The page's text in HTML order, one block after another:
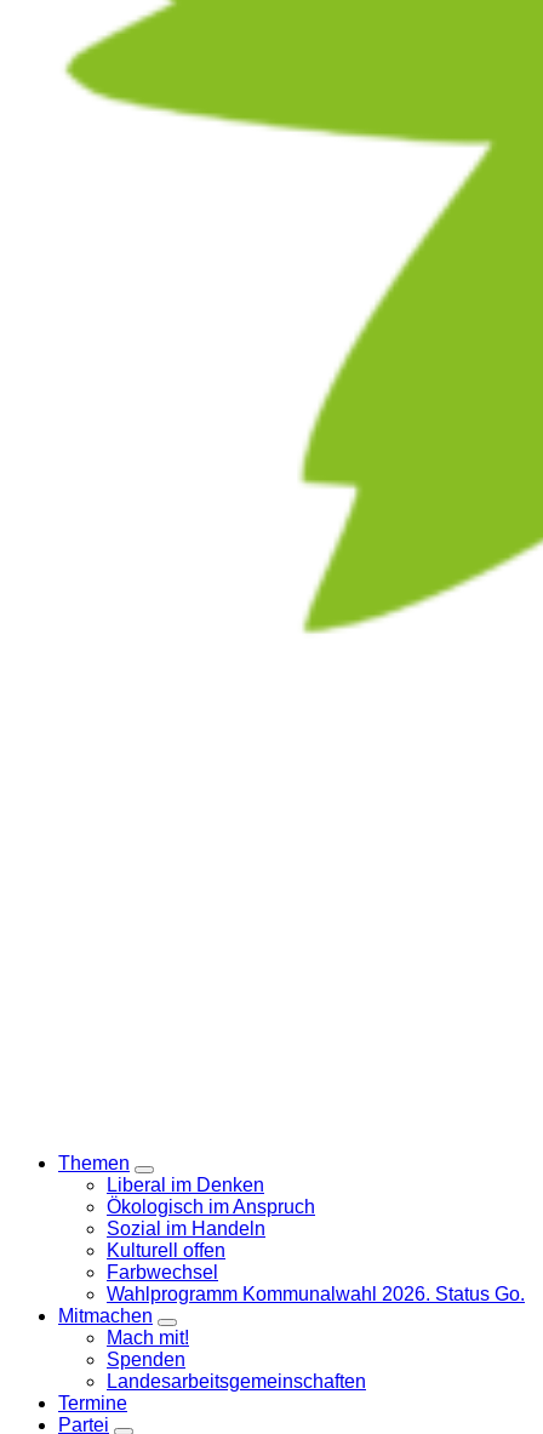
Themen
Zeige
Untermenü
Liberal im Denken
Ökologisch im Anspruch
Sozial im Handeln
Kulturell offen
Farbwechsel
Wahlprogramm Kommunalwahl 2026. Status Go.
Mitmachen
Zeige
Untermenü
Mach mit!
Spenden
Landesarbeitsgemeinschaften
Termine
Partei